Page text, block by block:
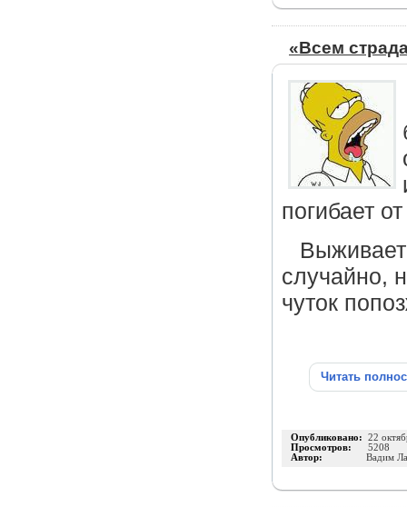
«Всем
погибает
случайно,
чуток
Читать
Опубликовано: 22
Просмотров: 5208
Автор: Вадим